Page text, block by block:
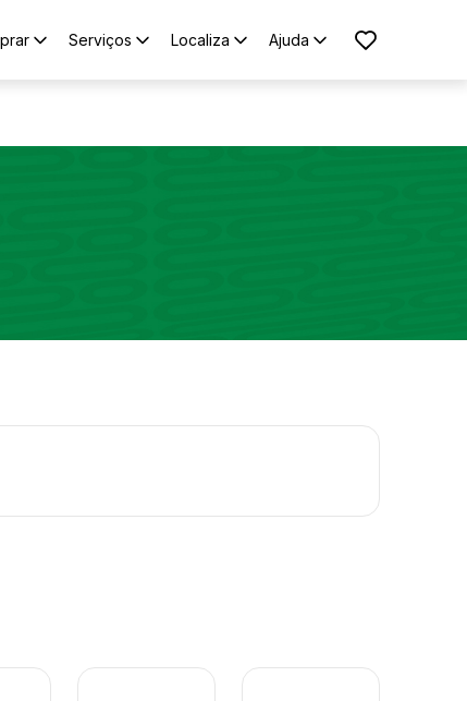
Serviços Localiza Ajuda